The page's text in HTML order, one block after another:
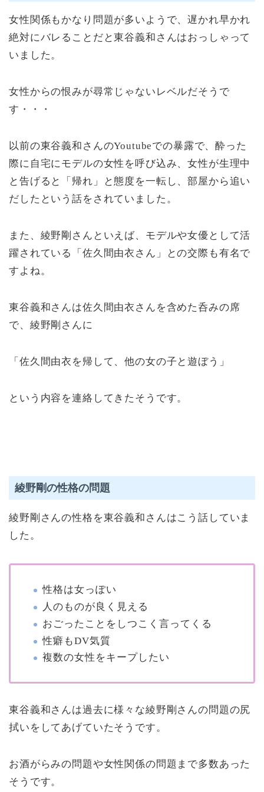
女性関係もかなり問題が多いようで、遅かれ早かれ
絶対にバレることだと東谷義和さんはおっしゃって
いました。
女性からの恨みが尋常じゃないレベルだそうで
す・・・
以前の東谷義和さんのYoutubeでの暴露で、酔った
際に自宅にモデルの女性を呼び込み、女性が生理中
と告げると「帰れ」と態度を一転し、部屋から追い
だしたという話をされていました。
また、綾野剛さんといえば、モデルや女優として活
躍されている「佐久間由衣さん」との交際も有名で
すよね。
東谷義和さんは佐久間由衣さんを含めた呑みの席
で、綾野剛さんに
「佐久間由衣を帰して、他の女の子と遊ぼう」
という内容を連絡してきたそうです。
綾野剛の性格の問題
綾野剛さんの性格を東谷義和さんはこう話していま
した。
性格は女っぽい
人のものが良く見える
おごったことをしつこく言ってくる
性癖もDV気質
複数の女性をキープしたい
東谷義和さんは過去に様々な綾野剛さんの問題の尻
拭いをしてあげていたそうです。
お酒がらみの問題や女性関係の問題まで多数あった
そうです。